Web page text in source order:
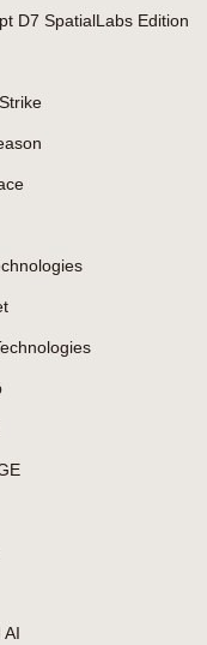
D7 SpatialLabs Edition
AI